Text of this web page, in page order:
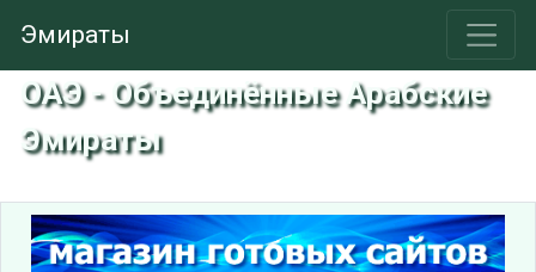
Эмираты
ОАЭ - Объединённые Арабские
Эмираты